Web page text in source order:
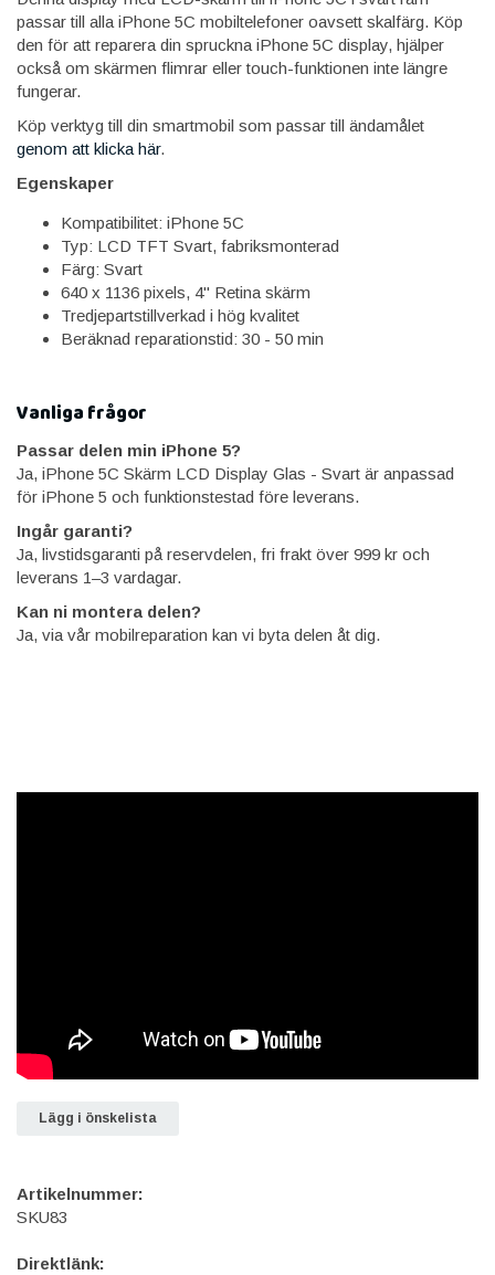
passar till alla iPhone 5C mobiltelefoner oavsett skalfärg. Köp
den för att reparera din spruckna iPhone 5C display, hjälper
också om skärmen flimrar eller touch-funktionen inte längre
fungerar.
Köp verktyg till din smartmobil som passar till ändamålet
genom att klicka här.
Egenskaper
Kompatibilitet: iPhone 5C
Typ: LCD TFT Svart, fabriksmonterad
Färg: Svart
640 x 1136 pixels, 4" Retina skärm
Tredjepartstillverkad i hög kvalitet
Beräknad reparationstid: 30 - 50 min
Vanliga frågor
Passar delen min iPhone 5?
Ja, iPhone 5C Skärm LCD Display Glas - Svart är anpassad
för iPhone 5 och funktionstestad före leverans.
Ingår garanti?
Ja, livstidsgaranti på reservdelen, fri frakt över 999 kr och
leverans 1–3 vardagar.
Kan ni montera delen?
Ja, via vår mobilreparation kan vi byta delen åt dig.
Lägg i önskelista
Artikelnummer:
SKU83
Direktlänk: